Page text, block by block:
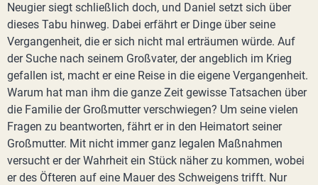
Neugier siegt schließlich doch, und Daniel setzt sich über
dieses Tabu hinweg. Dabei erfährt er Dinge über seine
Vergangenheit, die er sich nicht mal erträumen würde. Auf
der Suche nach seinem Großvater, der angeblich im Krieg
gefallen ist, macht er eine Reise in die eigene Vergangenheit.
Warum hat man ihm die ganze Zeit gewisse Tatsachen über
die Familie der Großmutter verschwiegen? Um seine vielen
Fragen zu beantworten, fährt er in den Heimatort seiner
Großmutter. Mit nicht immer ganz legalen Maßnahmen
versucht er der Wahrheit ein Stück näher zu kommen, wobei
er des Öfteren auf eine Mauer des Schweigens trifft. Nur